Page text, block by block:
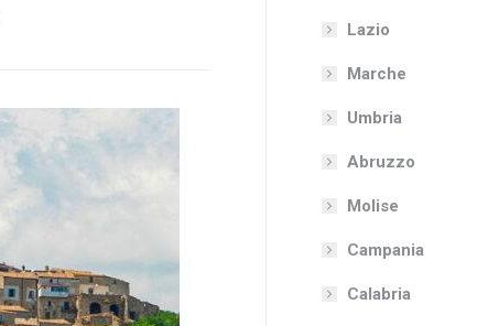
Lazio
Marche
Umbria
Abruzzo
Molise
Campania
Calabria